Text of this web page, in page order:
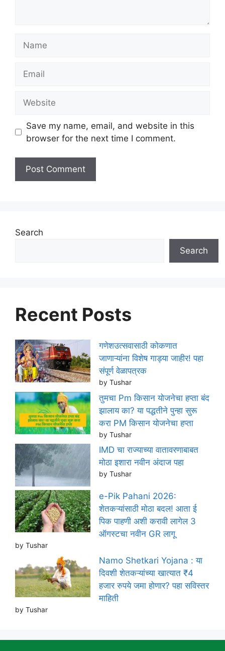
Save my name, email, and website in this
browser for the next time I comment.
Search
Search
Recent Posts
गणेशउत्सवासाठी कोकणात
जाणाऱ्यांना विशेष गाड्या जाहीर! पहा
संपूर्ण वेळापत्रक
by Tushar
तुमचा Pm किसान योजनेचा हप्ता बंद
झालाय का? या पद्धतीने पुन्हा सुरू
करा PM किसान योजनेचा हप्ता
by Tushar
IMD चा राज्याच्या वातावरणाबाबत
मोठा इशारा नवीन अंदाज पहा
by Tushar
e-Pik Pahani 2026:
शेतकऱ्यांसाठी मोठा बदल! आता ई
पिक पाहणी अशी करावी लागेल 3
ऑगस्टचा नवीन GR लागू
by Tushar
Namo Shetkari Yojana : या
दिवशी शेतकऱ्यांच्या खात्यात ₹4
हजार रुपये जमा होणार? पहा सविस्तर
माहिती
by Tushar